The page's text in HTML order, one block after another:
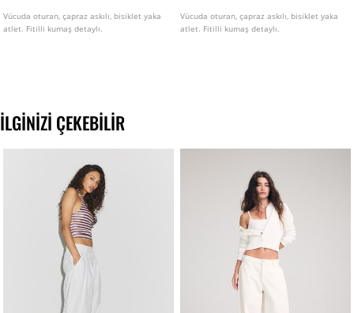
Vücuda oturan, çapraz askılı, bisiklet yaka
atlet. Fitilli kumaş detaylı.
Vücuda oturan, çapraz askılı, bisiklet yaka
atlet. Fitilli kumaş detaylı.
İLGINIZI ÇEKEBILIR